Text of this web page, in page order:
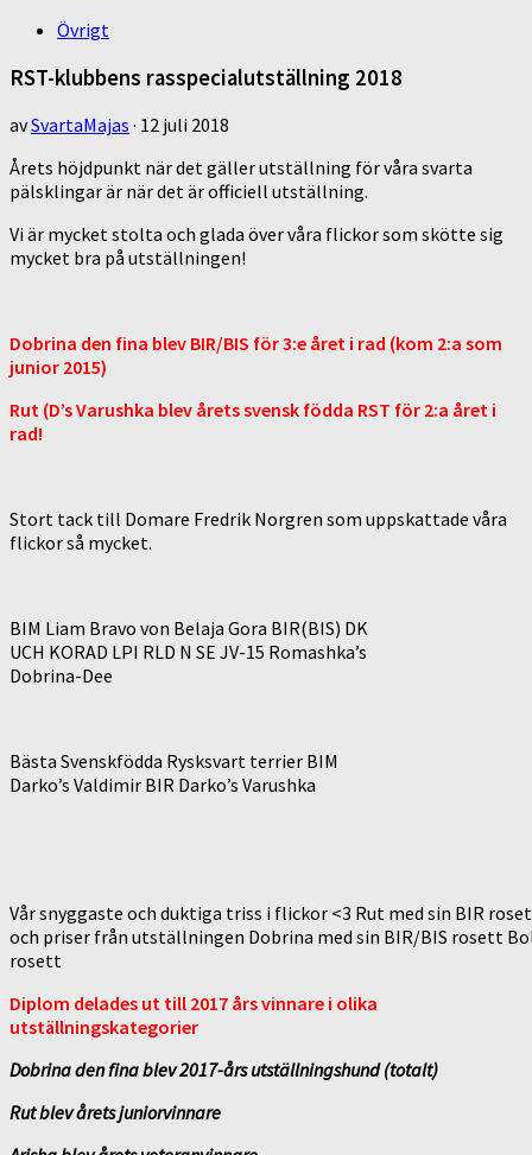
Övrigt
RST-klubbens rasspecialutställning 2018
avSvartaMajas · 12 juli 2018
Årets höjdpunkt när det gäller utställning för våra svarta
pälsklingar är när det är officiell utställning.
Vi är mycket stolta och glada över våra flickor som skötte sig
mycket bra på utställningen!
Dobrina den fina blev BIR/BIS för 3:e året i rad (kom 2:a som
junior 2015)
Rut (D’s Varushka blev årets svensk födda RST för 2:a året i
rad!
Stort tack till Domare Fredrik Norgren som uppskattade våra
flickor så mycket.
BIM Liam Bravo von Belaja Gora BIR(BIS) DK
UCH KORAD LPI RLD N SE JV-15 Romashka’s
Dobrina-Dee
Bästa Svenskfödda Rysksvart terrier BIM
Darko’s Valdimir BIR Darko’s Varushka
Vår snyggaste och duktiga triss i flickor <3 Rut med sin BIR
och priser från utställningen Dobrina med sin BIR/BIS rosett
rosett
Diplom delades ut till 2017 års vinnare i olika
utställningskategorier
Dobrina den fina blev 2017-års utställningshund (totalt)
Rut blev årets juniorvinnare